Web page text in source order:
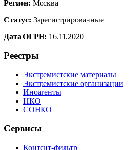
Регион: Москва
Статус: Зарегистрированные
Дата ОГРН: 16.11.2020
Реестры
Экстремистские материалы
Экстремистские организации
Иноагенты
НКО
СОНКО
Сервисы
Контент-фильтр